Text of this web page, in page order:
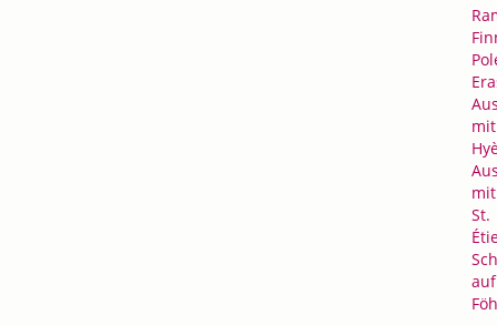
mit
mit
St.
auf